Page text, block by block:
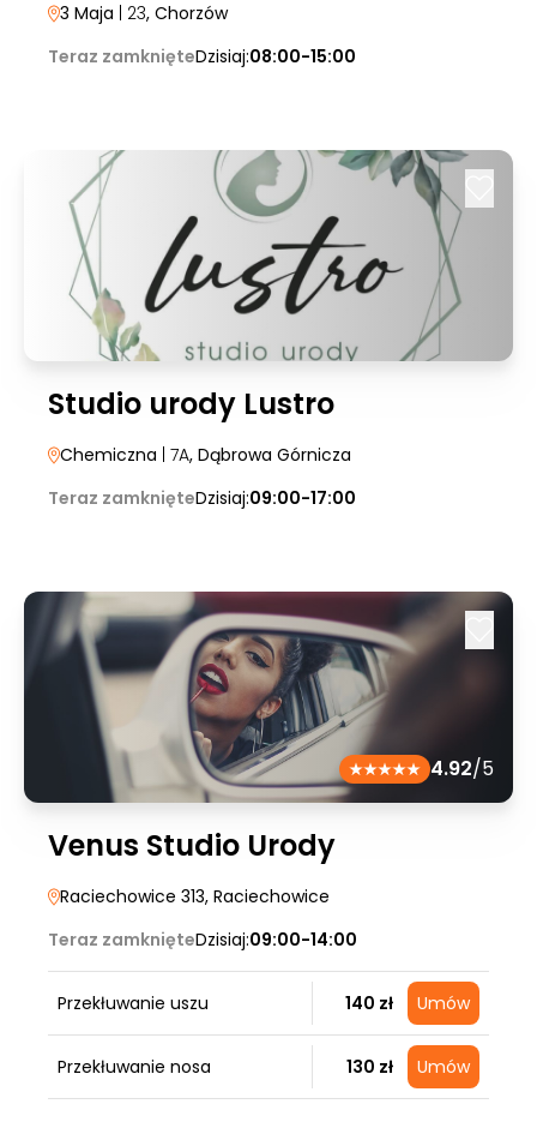
3 Maja | 23, Chorzów
Teraz zamknięteDzisiaj:08:00-15:00
Studio urody Lustro
Chemiczna | 7A, Dąbrowa Górnicza
Teraz zamknięteDzisiaj:09:00-17:00
4.92/5
Venus Studio Urody
Raciechowice 313, Raciechowice
Teraz zamknięteDzisiaj:09:00-14:00
Przekłuwanie uszu 140 zł Umów
Przekłuwanie nosa 130 zł Umów